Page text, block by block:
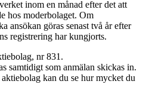
inom en månad efter det att
hos moderbolaget. Om
ansökan göras senast två år efter
registrering har kungjorts.
nr 831.
samtidigt som anmälan skickas in.
kan du se hur mycket du